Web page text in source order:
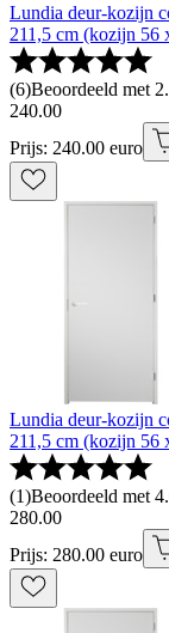
Lundia deur-kozijn
211,5 cm (kozijn 56
(6)Beoordeeld met
240.00
Prijs: 240.00 euro
Lundia deur-kozijn
211,5 cm (kozijn 56
(1)Beoordeeld met
280.00
Prijs: 280.00 euro